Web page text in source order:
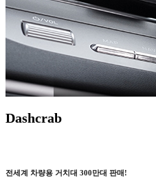
Dashcrab
전세계 차량용 거치대 300만대 판매!